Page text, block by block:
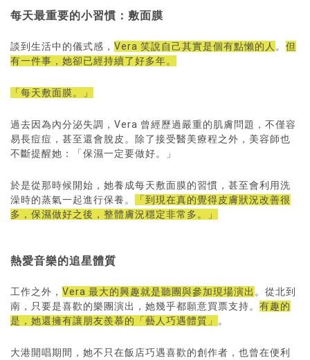
每天最重要的小習慣：敷面膜
談到生活中的儀式感， Vera 笑說自己其實是個有點懶的人 。 但
有一件事，她卻已經持續了好多年。
「每天敷面膜。」
過去因為內分泌失調，Vera 曾經歷過嚴重的肌膚問題，不僅容
易長痘痘，甚至還會脫皮。除了接受醫美療程之外，美容師也
不斷提醒她：「保濕一定要做好。」
於是從那時候開始，她養成每天敷面膜的習慣，甚至會利用洗
澡時的蒸氣一起進行保養。
「到現在真的覺得皮膚狀況改善很
多，保濕做好之後，整體膚況穩定非常多。」
熱愛音樂的追星體質
工作之外， Vera 最大的興趣就是聽團與參加現場演出 。從北到
南，只要是喜歡的樂團演出，她幾乎都願意買票支持。 有趣的
是，她還擁有讓朋友羨慕的「藝人巧遇體質」
。
大港開唱期間，她不只在飯店巧遇喜歡的創作者，也曾在便利